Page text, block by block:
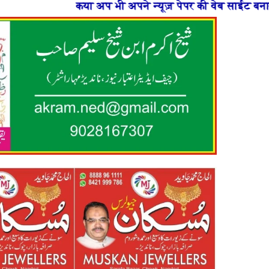
अप भी अपने न्यूज़ पेपर की वेब साईट बनाना चाहते है या फिर